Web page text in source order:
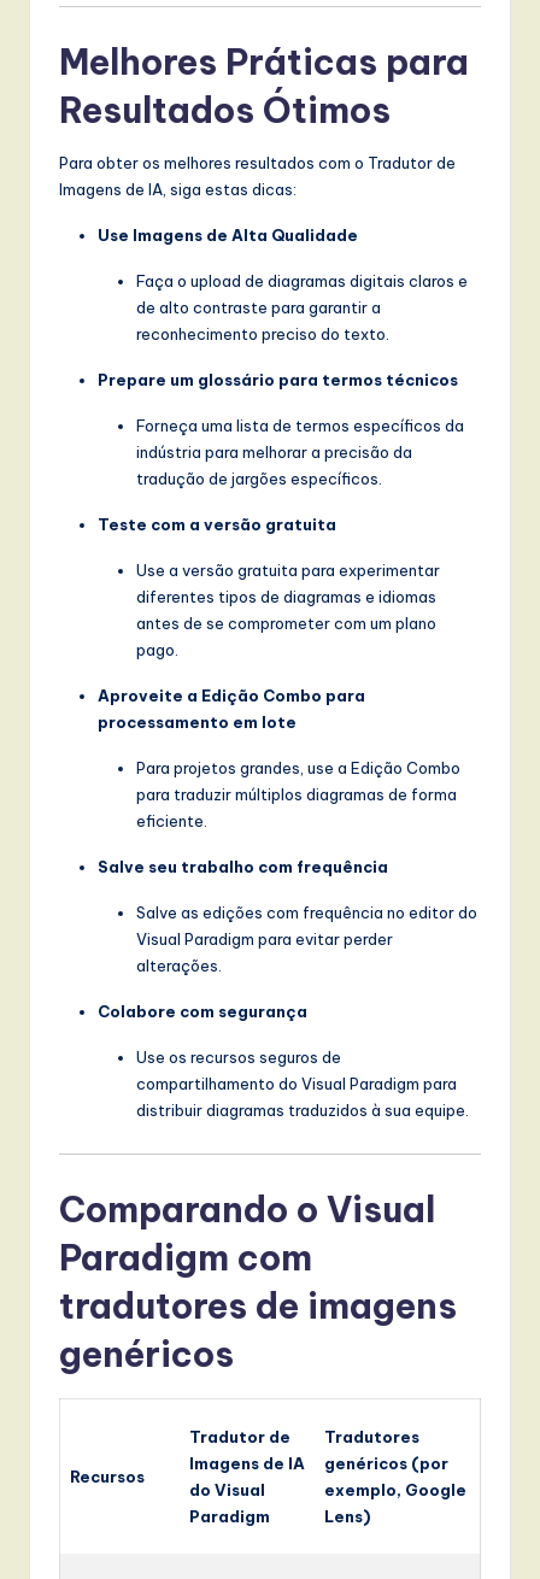
Melhores Práticas para
Resultados Ótimos
Para obter os melhores resultados com o Tradutor de
Imagens de IA, siga estas dicas:
Use Imagens de Alta Qualidade
Faça o upload de diagramas digitais claros e
de alto contraste para garantir a
reconhecimento preciso do texto.
Prepare um glossário para termos técnicos
Forneça uma lista de termos específicos da
indústria para melhorar a precisão da
tradução de jargões específicos.
Teste com a versão gratuita
Use a versão gratuita para experimentar
diferentes tipos de diagramas e idiomas
antes de se comprometer com um plano
pago.
Aproveite a Edição Combo para
processamento em lote
Para projetos grandes, use a Edição Combo
para traduzir múltiplos diagramas de forma
eficiente.
Salve seu trabalho com frequência
Salve as edições com frequência no editor do
Visual Paradigm para evitar perder
alterações.
Colabore com segurança
Use os recursos seguros de
compartilhamento do Visual Paradigm para
distribuir diagramas traduzidos à sua equipe.
Comparando o Visual
Paradigm com
tradutores de imagens
genéricos
Recursos
Tradutor de
Imagens de IA
do Visual
Paradigm
Tradutores
genéricos (por
exemplo, Google
Lens)